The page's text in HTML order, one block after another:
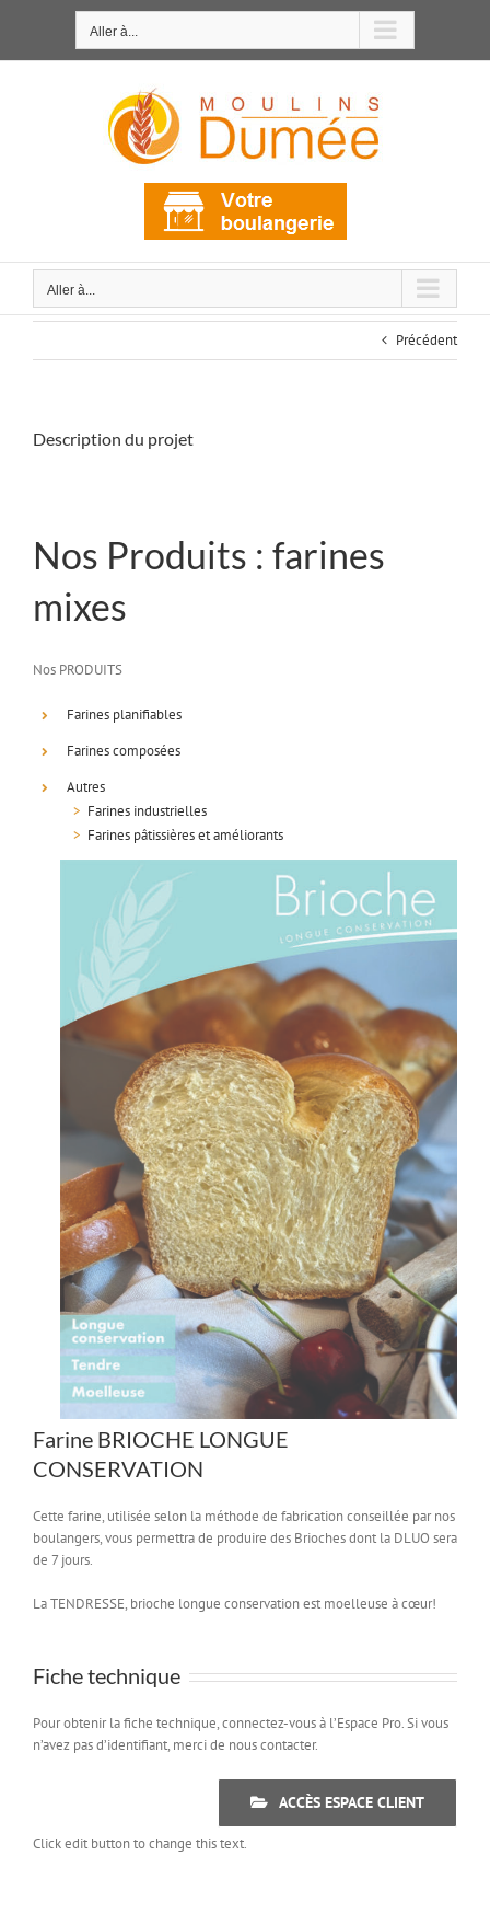
Aller à...
Aller à...
Précédent
Description du projet
Nos Produits : farines
mixes
Nos PRODUITS
Farines planifiables
Farines composées
Autres
> Farines industrielles
> Farines pâtissières et améliorants
Farine BRIOCHE LONGUE
CONSERVATION
Cette farine, utilisée selon la méthode de fabrication conseillée par nos
boulangers, vous permettra de produire des Brioches dont la DLUO sera
de 7 jours.
La TENDRESSE, brioche longue conservation est moelleuse à cœur!
Fiche technique
Pour obtenir la fiche technique, connectez-vous à l’Espace Pro. Si vous
n’avez pas d’identifiant, merci de nous contacter.
ACCÈS ESPACE CLIENT
Click edit button to change this text.